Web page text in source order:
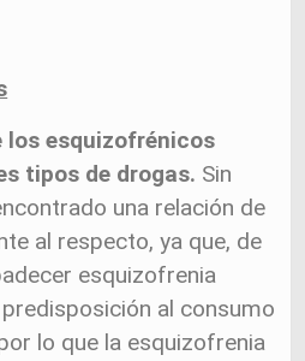
los esquizofrénicos
tipos de drogas. Sin
una relación de
al respecto, ya que, de
esquizofrenia
al consumo
lo que la esquizofrenia